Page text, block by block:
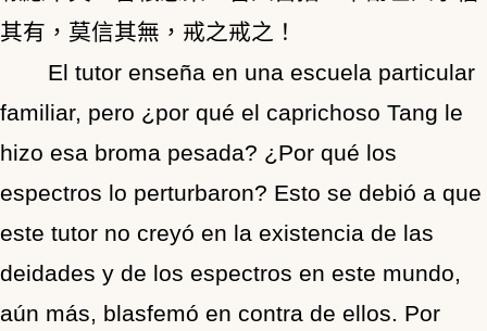
其有，莫信其無，戒之戒之！
El tutor enseña en una escuela particular
familiar, pero ¿por qué el caprichoso Tang le
hizo esa broma pesada? ¿Por qué los
espectros lo perturbaron? Esto se debió a que
este tutor no creyó en la existencia de las
deidades y de los espectros en este mundo,
aún más, blasfemó en contra de ellos. Por